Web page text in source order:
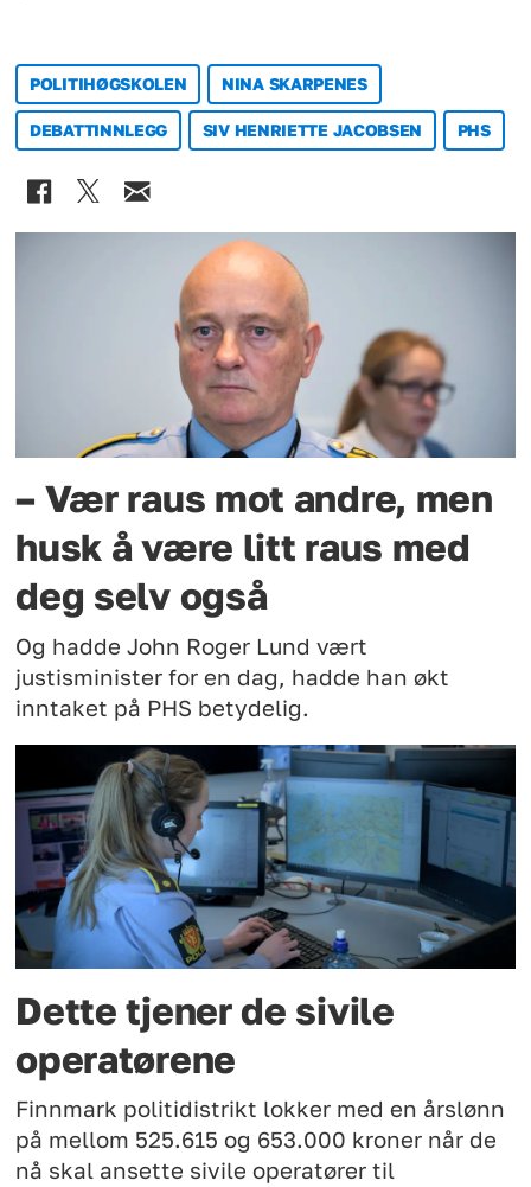
POLITIHØGSKOLEN NINA SKARPENES
DEBATTINNLEGG SIV HENRIETTE JACOBSEN PHS
– Vær raus mot andre, men
husk å være litt raus med
deg selv også
Og hadde John Roger Lund vært
justisminister for en dag, hadde han økt
inntaket på PHS betydelig.
Dette tjener de sivile
operatørene
Finnmark politidistrikt lokker med en årslønn
på mellom 525.615 og 653.000 kroner når de
nå skal ansette sivile operatører til